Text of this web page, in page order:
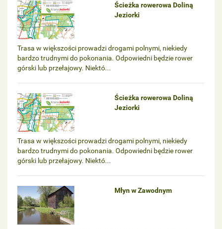
Ścieżka rowerowa Doliną
Jeziorki
Trasa w większości prowadzi drogami polnymi, niekiedy
bardzo trudnymi do pokonania. Odpowiedni będzie rower
górski lub przełajowy. Niektó...
Ścieżka rowerowa Doliną
Jeziorki
Trasa w większości prowadzi drogami polnymi, niekiedy
bardzo trudnymi do pokonania. Odpowiedni będzie rower
górski lub przełajowy. Niektó...
Młyn w Zawodnym